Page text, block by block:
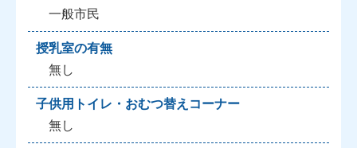
一般市民
授乳室の有無
無し
子供用トイレ・おむつ替えコーナー
無し